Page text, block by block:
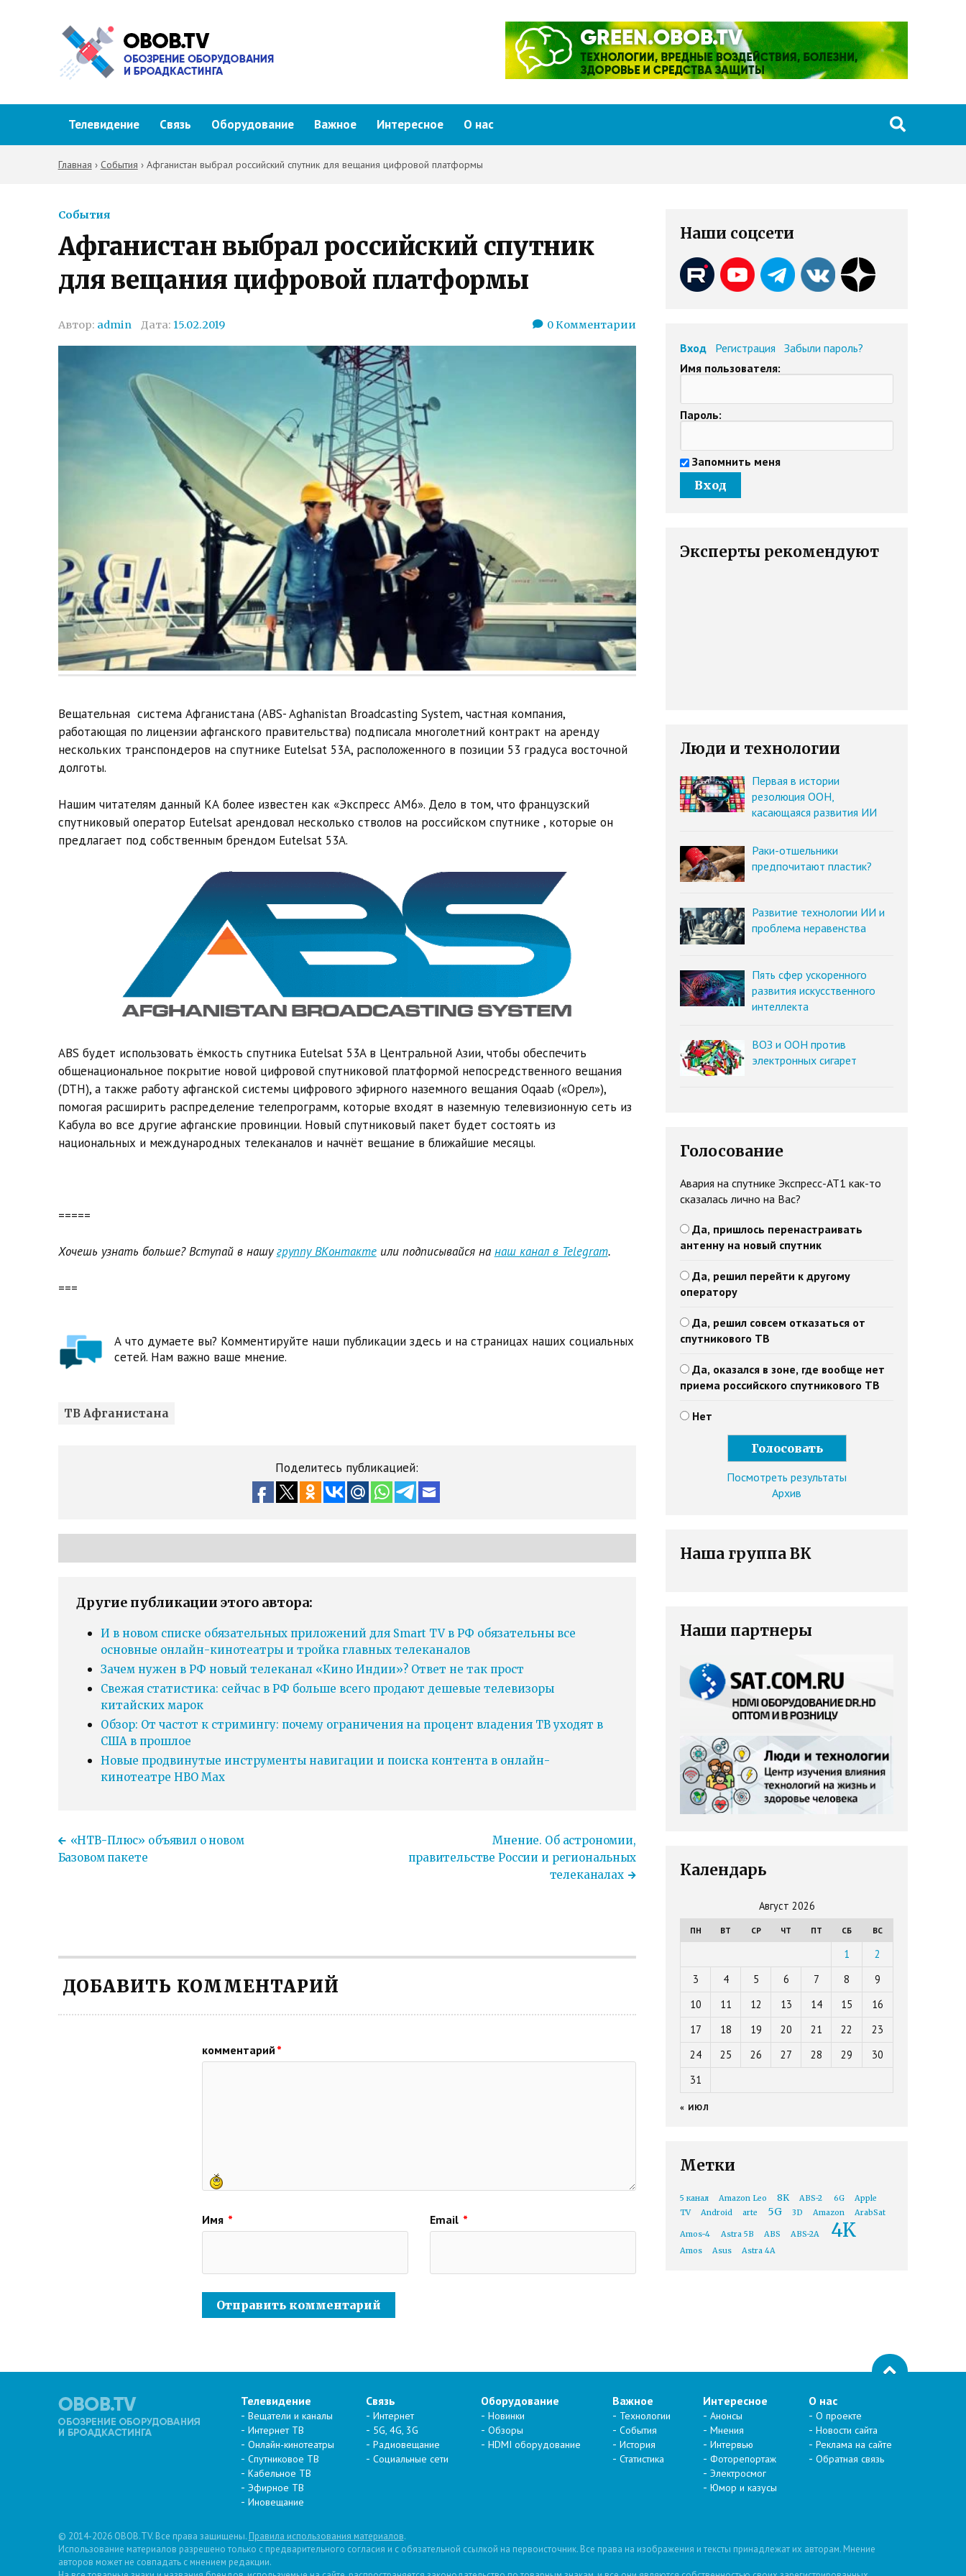
Телевидение Связь Оборудование Важное Интересное О нас
Главная › События › Афганистан выбрал российский спутник для вещания цифровой платформы
События
Афганистан выбрал российский спутник
для вещания цифровой платформы
Автор: admin Дата: 15.02.2019 0Комментарии
Вещательная система Афганистана (ABS- Aghanistan Broadcasting System, частная компания,
работающая по лицензии афганского правительства) подписала многолетний контракт на аренду
нескольких транспондеров на спутнике Eutelsat 53A, расположенного в позиции 53 градуса восточной
долготы.
Нашим читателям данный КА более известен как «Экспресс АМ6». Дело в том, что французский
спутниковый оператор Eutelsat арендовал несколько стволов на российском спутнике , которые он
предлагает под собственным брендом Eutelsat 53A.
ABS будет использовать ёмкость спутника Eutelsat 53A в Центральной Азии, чтобы обеспечить
общенациональное покрытие новой цифровой спутниковой платформой непосредственного вещания
(DTH), а также работу афганской системы цифрового эфирного наземного вещания Oqaab («Орел»),
помогая расширить распределение телепрограмм, которые входят в наземную телевизионную сеть из
Кабула во все другие афганские провинции. Новый спутниковый пакет будет состоять из
национальных и международных телеканалов и начнёт вещание в ближайшие месяцы.
=====
Хочешь узнать больше? Вступай в нашугруппу ВКонтактеили подписывайся на наш канал в Telegram.
===
А что думаете вы? Комментируйте наши публикации здесь и на страницах наших социальных
сетей. Нам важно ваше мнение.
ТВ Афганистана
Поделитесь публикацией:
Другие публикации этого автора:
И в новом списке обязательных приложений для Smart TV в РФ обязательны все
основные онлайн-кинотеатры и тройка главных телеканалов
Зачем нужен в РФ новый телеканал «Кино Индии»? Ответ не так прост
Свежая статистика: сейчас в РФ больше всего продают дешевые телевизоры
китайских марок
Обзор: От частот к стримингу: почему ограничения на процент владения ТВ уходят в
США в прошлое
Новые продвинутые инструменты навигации и поиска контента в онлайн-
кинотеатре HBO Max
«НТВ-Плюс» объявил о новом
Базовом пакете
Мнение. Об астрономии,
правительстве России и региональных
телеканалах
ДОБАВИТЬ КОММЕНТАРИЙ
комментарий *
Имя * Email *
Наши соцсети
Вход Регистрация
Забыли пароль?
Имя пользователя:
Пароль:
Запомнить меня
Эксперты рекомендуют
Люди и технологии
Первая в истории
резолюция ООН,
касающаяся развития ИИ
Раки-отшельники
предпочитают пластик?
Развитие технологии ИИ и
проблема неравенства
Пять сфер ускоренного
развития искусственного
интеллекта
ВОЗ и ООН против
электронных сигарет
Голосование
Авария на спутнике Экспресс-АТ1 как-то
сказалась лично на Вас?
Да, пришлось перенастраивать
антенну на новый спутник
Да, решил перейти к другому
оператору
Да, решил совсем отказаться от
спутникового ТВ
Да, оказался в зоне, где вообще нет
приема российского спутникового ТВ
Нет
Посмотреть результаты
Архив
Наша группа ВК
Наши партнеры
Календарь
Август 2026
ПН ВТ СР ЧТ ПТ СБ ВС
1
2
3
4 5 6 7 8
9
10
11 12 13 14 15
16
17
18 19 20 21 22
23
24
25 26 27 28 29
30
31
« ИЮЛ
Метки
5 канал Amazon Leo 8K ABS-2 6G
Apple
TV
Android arte 5G 3D Amazon ArabSat
Amos-4 Astra 5B ABS ABS-2A 4K
Amos Asus Astra 4A
Телевидение
Вещатели и каналы
Интернет ТВ
Онлайн-кинотеатры
Спутниковое ТВ
Кабельное ТВ
Эфирное ТВ
Иновещание
Связь
Интернет
5G, 4G, 3G
Радиовещание
Социальные сети
Оборудование
Новинки
Обзоры
HDMI оборудование
Важное
Технологии
События
История
Статистика
Интересное
Анонсы
Мнения
Интервью
Фоторепортаж
Электросмог
Юмор и казусы
О нас
О проекте
Новости сайта
Реклама на сайте
Обратная связь
© 2014-2026 OBOB.TV. Все права защищены. Правила использования материалов.
Использование материалов разрешено только с предварительного согласия и с обязательной ссылкой на первоисточник. Все права на изображения и тексты принадлежат их авторам. Мнение
авторов может не совпадать с мнением редакции.